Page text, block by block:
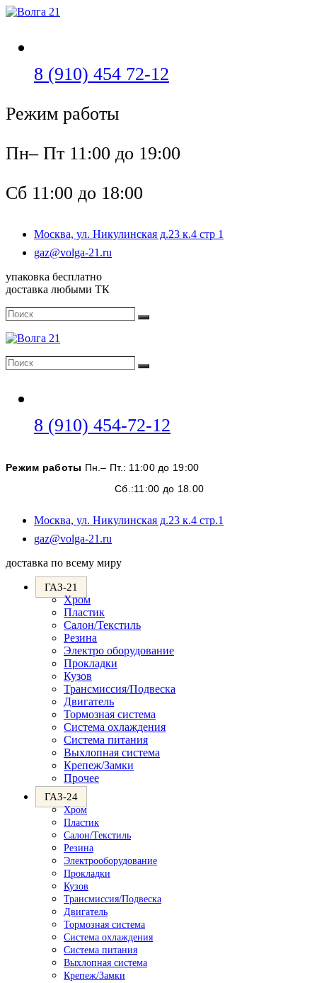
Перейти
8 (910) 454 72-12
Режим работы
Пн– Пт 11:00 до 19:00
Сб 11:00 до 18:00
Москва, ул. Никулинская д.23 к.4 стр 1
gaz@volga-21.ru
упаковка бесплатно
доставка любыми ТК
Поиск
Поиск
Поиск
Поиск
8 (910) 454-72-12
вашем
приложении
Режим работы Пн.– Пт.: 11:00 до 19:00
Сб.:11:00 до 18.00
Москва, ул. Никулинская д.23 к.4 стр.1
gaz@volga-21.ru
вашем
доставка по всему миру
ГАЗ-21
Хром
Пластик
Салон/Текстиль
Резина
Электро оборудование
Прокладки
Кузов
Трансмиссия/Подвеска
Двигатель
Тормозная система
Система охлаждения
Система питания
Выхлопная система
Крепеж/Замки
Прочее
ГАЗ-24
Хром
Пластик
Салон/Текстиль
Резина
Электрооборудование
Прокладки
Кузов
Трансмиссия/Подвеска
Двигатель
Тормозная система
Система охлаждения
Система питания
Выхлопная система
Крепеж/Замки